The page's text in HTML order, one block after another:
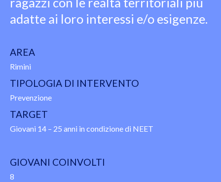
adatte ai loro interessi e/o esigenze.
AREA
Rimini
TIPOLOGIA DI INTERVENTO
Prevenzione
TARGET
Giovani 14 – 25 anni in condizione di NEET
GIOVANI COINVOLTI
8